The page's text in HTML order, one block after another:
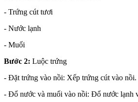
- Trứng cút tươi
- Nước lạnh
- Muối
Bước 2: Luộc trứng
- Đặt trứng vào nồi: Xếp trứng cút vào nồi.
- Đổ nước và muối vào nồi: Đổ nước lạnh